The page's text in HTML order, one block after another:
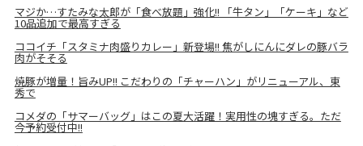
マジか…すたみな太郎が「食べ放題」強化!! 「牛タン」「ケーキ」など
10品追加で最高すぎる
ココイチ「スタミナ肉盛りカレー」新登場!! 焦がしにんにダレの豚バラ
肉がそそる
焼豚が増量！旨みUP!! こだわりの「チャーハン」がリニューアル、東
秀で
コメダの「サマーバッグ」はこの夏大活躍！実用性の塊すぎる。ただ
今予約受付中!!